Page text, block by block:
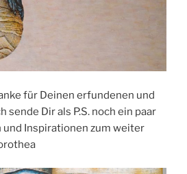
für Deinen erfundenen und
sende Dir als P.S. noch ein paar
Inspirationen zum weiter